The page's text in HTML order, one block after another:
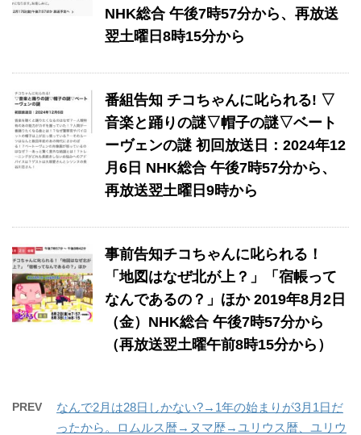
NHK総合 午後7時57分から、再放送
翌土曜日8時15分から
番組告知 チコちゃんに叱られる! ▽
音楽と踊りの謎▽帽子の謎▽ベート
ーヴェンの謎 初回放送日：2024年12
月6日 NHK総合 午後7時57分から、
再放送翌土曜日9時から
事前告知チコちゃんに叱られる！
「地図はなぜ北が上？」「宿帳って
なんであるの？」ほか 2019年8月2日
（金）NHK総合 午後7時57分から
（再放送翌土曜午前8時15分から）
PREV
なんで2月は28日しかない?→1年の始まりが3月1日だ
ったから。ロムルス暦→ヌマ歴→ユリウス暦、ユリウ